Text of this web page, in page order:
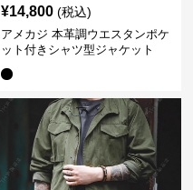
¥14,800 (税込)
アメカジ 本革調ウエスタンポケ
ット付きシャツ型ジャケット